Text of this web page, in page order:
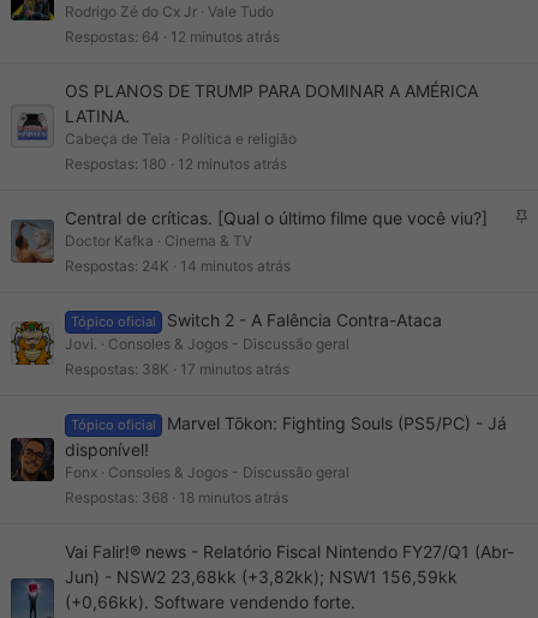
Rodrigo Zé do Cx Jr
Vale Tudo
Respostas 64 12 minutos atrás
OS PLANOS DE TRUMP PARA DOMINAR A AMÉRICA
LATINA.
Cabeça de Teia
Política e religião
Respostas 180 12 minutos atrás
F
Central de críticas. [Qual o último filme que você viu?]
Doctor Kafka
Cinema & TV
Respostas 24K 14 minutos atrás
Tópico oficial Switch 2 - A Falência Contra-Ataca
Jovi.
Consoles & Jogos - Discussão geral
Respostas 38K 17 minutos atrás
Tópico oficial
Marvel Tōkon: Fighting Souls (PS5/PC) - Já
disponível!
Fonx
Consoles & Jogos - Discussão geral
Respostas 368 18 minutos atrás
Vai Falir!® news - Relatório Fiscal Nintendo FY27/Q1 (Abr-
Jun) - NSW2 23,68kk (+3,82kk); NSW1 156,59kk
(+0,66kk). Software vendendo forte.